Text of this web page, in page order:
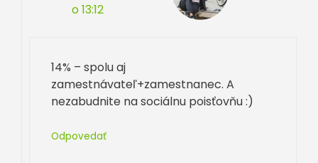
o 13:12
14% – spolu aj
zamestnávateľ+zamestnanec. A
nezabudnite na sociálnu poisťovňu :)
Odpovedať